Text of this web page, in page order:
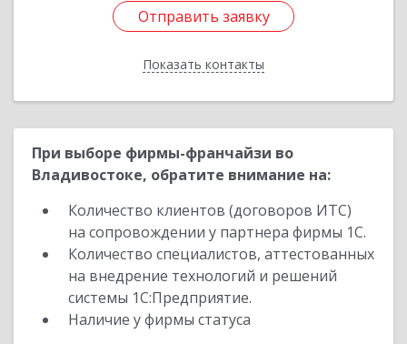
Отправить заявку
Показать контакты
Отправить заявку
Назад
При выборе фирмы-франчайзи во
Владивостоке, обратите внимание на:
Количество клиентов (договоров ИТС)
на сопровождении у партнера фирмы 1С.
Количество специалистов, аттестованных
на внедрение технологий и решений
системы 1С:Предприятие.
Наличие у фирмы статуса